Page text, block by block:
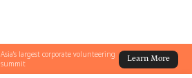
Asia's largest corporate volunteering
summit
Learn More